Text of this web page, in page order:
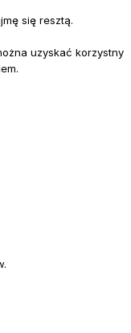
się resztą.
uzyskać korzystny